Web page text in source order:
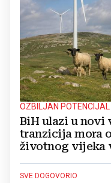
OZBILJAN POTENCIJAL
BiH ulazi u novi
tranzicija mora
životnog vijeka
SVE DOGOVORIO